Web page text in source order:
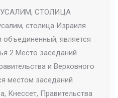
СТОЛИЦА
столица Израиля
является
2 Место заседаний
и Верховного
местом заседаний
Кнессет, Правительства